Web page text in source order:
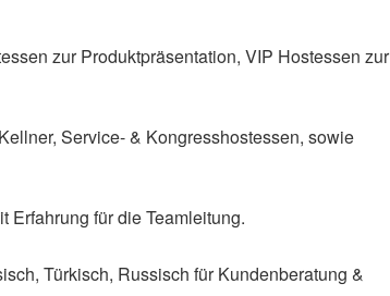
zur Produktpräsentation, VIP Hostessen zur
Service- & Kongresshostessen, sowie
Erfahrung für die Teamleitung.
Türkisch, Russisch für Kundenberatung &